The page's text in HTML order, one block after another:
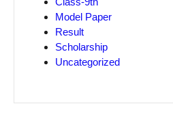
Model Paper
Result
Scholarship
Uncategorized